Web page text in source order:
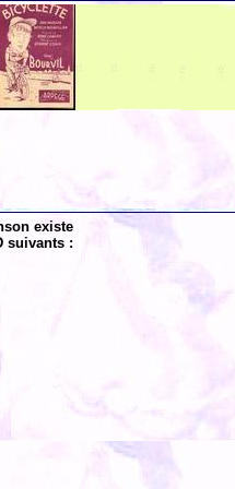
existe
suivants :